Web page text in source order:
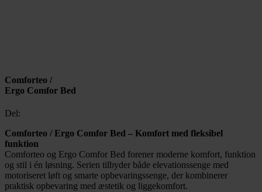
Comforteo /
Ergo Comfor Bed
Del:
Comforteo / Ergo Comfor Bed – Komfort med fleksibel
funktion
Comforteo og Ergo Comfor Bed forener moderne komfort, funktion
og stil i én løsning. Serien tilbyder både elevationssenge med
motoriseret løft og smarte opbevaringssenge, der kombinerer
praktisk opbevaring med æstetik og liggekomfort.